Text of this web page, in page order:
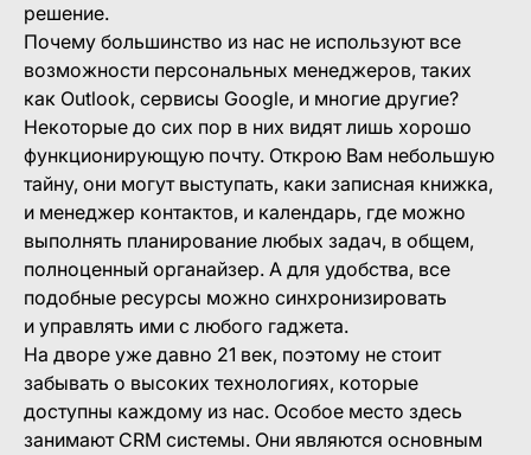
решение.
Почему большинство из нас не используют все
возможности персональных менеджеров, таких
как Outlook, сервисы Google, и многие другие?
Некоторые до сих пор в них видят лишь хорошо
функционирующую почту. Открою Вам небольшую
тайну, они могут выступать, каки записная книжка,
и менеджер контактов, и календарь, где можно
выполнять планирование любых задач, в общем,
полноценный органайзер. А для удобства, все
подобные ресурсы можно синхронизировать
и управлять ими с любого гаджета.
На дворе уже давно 21 век, поэтому не стоит
забывать о высоких технологиях, которые
доступны каждому из нас. Особое место здесь
занимают CRM системы. Они являются основным